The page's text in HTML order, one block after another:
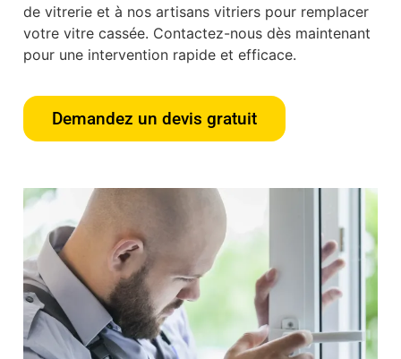
de vitrerie et à nos artisans vitriers pour remplacer
votre vitre cassée. Contactez-nous dès maintenant
pour une intervention rapide et efficace.
Demandez un devis gratuit